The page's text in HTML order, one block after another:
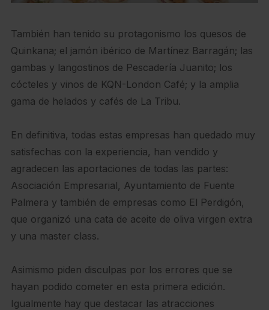
También han tenido su protagonismo los quesos de
Quinkana; el jamón ibérico de Martínez Barragán; las
gambas y langostinos de Pescadería Juanito; los
cócteles y vinos de KQN-London Café; y la amplia
gama de helados y cafés de La Tribu.
En definitiva, todas estas empresas han quedado muy
satisfechas con la experiencia, han vendido y
agradecen las aportaciones de todas las partes:
Asociación Empresarial, Ayuntamiento de Fuente
Palmera y también de empresas como El Perdigón,
que organizó una cata de aceite de oliva virgen extra
y una master class.
Asimismo piden disculpas por los errores que se
hayan podido cometer en esta primera edición.
Igualmente hay que destacar las atracciones